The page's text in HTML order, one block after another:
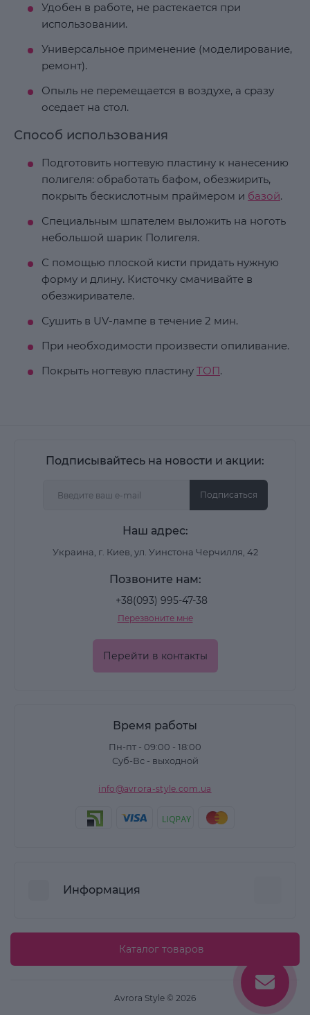
Удобен в работе, не растекается при
использовании.
Универсальное применение (моделирование,
ремонт).
Опыль не перемещается в воздухе, а сразу
оседает на стол.
Способ использования
Подготовить ногтевую пластину к нанесению
полигеля: обработать бафом, обезжирить,
покрыть бескислотным праймером и базой.
Специальным шпателем выложить на ноготь
небольшой шарик Полигеля.
С помощью плоской кисти придать нужную
форму и длину. Кисточку смачивайте в
обезжиривателе.
Сушить в UV-лампе в течение 2 мин.
При необходимости произвести опиливание.
Покрыть ногтевую пластину ТОП.
Подписывайтесь на новости и акции:
Подписаться
Наш адрес:
Украина, г. Киев, ул. Уинстона Черчилля, 42
Позвоните нам:
+38(093) 995-47-38
Перезвоните мне
Перейти в контакты
Время работы
Пн-пт - 09:00 - 18:00
Суб-Вс - выходной
info@avrora-style.com.ua
Информация
Пользовательское соглашение
Каталог товаров
Avrora Style © 2026